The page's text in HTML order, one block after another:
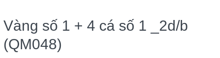
Vàng số 1 + 4 cá số 1 _2d/b
(QM048)